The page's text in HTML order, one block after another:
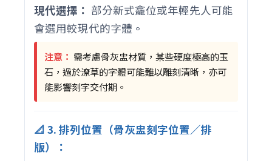
現代選擇： 部分新式龕位或年輕先人可能
會選用較現代的字體。
注意： 需考慮骨灰盅材質，某些硬度極高的玉
石，過於潦草的字體可能難以雕刻清晰，亦可
能影響刻字交付期。
📐 3. 排列位置（骨灰盅刻字位置／排
版）：